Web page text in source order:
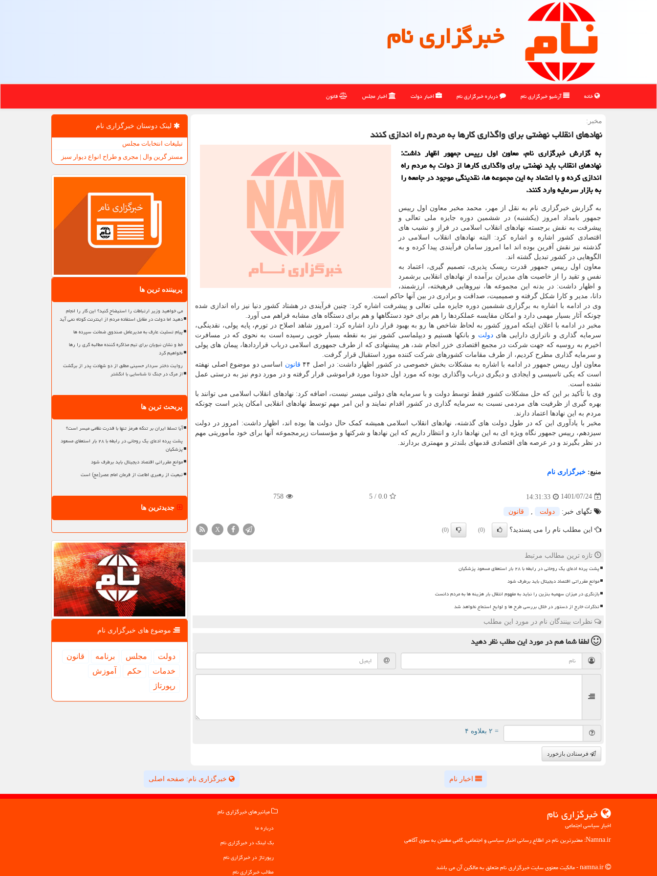
خبرگزاری نام
خانه آرشیو خبرگزاری نام درباره خبرگزاری نام اخبار دولت اخبار مجلس قانون
مخبر:
نهادهای انقلاب نهضتی برای واگذاری کارها به مردم راه اندازی کنند
به گزارش خبرگزاری نام، معاون اول رییس جمهور اظهار داشت:
نهادهای انقلاب باید نهضتی برای واگذاری کارها از دولت به مردم راه
اندازی کرده و با اعتماد به این مجموعه ها، نقدینگی موجود در جامعه را
به بازار سرمایه وارد کنند.
به گزارش خبرگزاری نام به نقل از مهر، محمد مخبر معاون اول رییس
جمهور بامداد امروز (یکشنبه) در ششمین دوره جایزه ملی تعالی و
پیشرفت به نقش برجسته نهادهای انقلاب اسلامی در فراز و نشیب های
اقتصادی کشور اشاره و اشاره کرد: البته نهادهای انقلاب اسلامی در
گذشته نیز نقش آفرین بوده اند اما امروز سامان فرآیندی پیدا کرده و به
الگوهایی در کشور تبدیل گشته اند.
معاون اول رییس جمهور قدرت ریسک پذیری، تصمیم گیری، اعتماد به
نفس و تقید را از خاصیت های مدیران برآمده از نهادهای انقلابی برشمرد
و اظهار داشت: در بدنه این مجموعه ها، نیروهایی فرهیخته، ارزشمند،
دانا، مدیر و کارا شکل گرفته و صمیمیت، صداقت و برادری در بین آنها حاکم است.
وی در ادامه با اشاره به برگزاری ششمین دوره جایزه ملی تعالی و پیشرفت اشاره کرد: چنین فرآیندی در هشتاد کشور دنیا نیز راه اندازی شده
چونکه آثار بسیار مهمی دارد و امکان مقایسه عملکردها را هم برای خود دستگاهها و هم برای دستگاه های مشابه فراهم می آورد.
مخبر در ادامه با اعلان اینکه امروز کشور به لحاظ شاخص ها رو به بهبود قرار دارد اشاره کرد: امروز شاهد اصلاح در تورم، پایه پولی، نقدینگی،
سرمایه گذاری و ناترازی دارایی هایدولت و بانکها هستیم و دیپلماسی کشور نیز به نقطه بسیار خوبی رسیده است به نحوی که در مسافرت
اخیرم به روسیه که جهت شرکت در مجمع اقتصادی خزر انجام شد، هر پیشنهادی که از طرف جمهوری اسلامی درباب قراردادها، پیمان های پولی
و سرمایه گذاری مطرح کردیم، از طرف مقامات کشورهای شرکت کننده مورد استقبال قرار گرفت.
معاون اول رییس جمهور در ادامه با اشاره به مشکلات بخش خصوصی در کشور اظهار داشت: در اصل ۴۴
قانون اساسی دو موضوع اصلی نهفته
است که یکی تاسیسی و ایجادی و دیگری درباب واگذاری بوده که مورد اول حدودا مورد فراموشی قرار گرفته و در مورد دوم نیز به درستی عمل
نشده است.
وی با تأکید بر این که حل مشکلات کشور فقط توسط دولت و با سرمایه های دولتی میسر نیست، اضافه کرد: نهادهای انقلاب اسلامی می توانند با
بهره گیری از ظرفیت های مردمی نسبت به سرمایه گذاری در کشور اقدام نمایند و این امر مهم توسط نهادهای انقلابی امکان پذیر است چونکه
مردم به این نهادها اعتماد دارند.
مخبر با یادآوری این که در طول دولت های گذشته، نهادهای انقلاب اسلامی همیشه کمک حال دولت ها بوده اند، اظهار داشت: امروز در دولت
سیزدهم، رییس جمهور نگاه ویژه ای به این نهادها دارد و انتظار داریم که این نهادها و شرکتها و مؤسسات زیرمجموعه آنها برای خود مأموریتی مهم
در نظر بگیرند و در عرصه های اقتصادی قدمهای بلندتر و مهمتری بردارند.
منبع: خبرگزاری نام
1401/07/24
14:31:33
0.0
/
5
758
تگهای خبر: دولت قانون
این مطلب نام را می پسندید؟ (0)
(0)
X
تازه ترین مطالب مرتبط
پشت پرده ادعای یک روحانی در رابطه با ۲۸ بار استعفای مسعود پزشکیان
موانع مقرراتی اقتصاد دیجیتال باید برطرف شود
بازنگری در میزان سهمیه بنزین را نباید به مفهوم انتقال بار هزینه ها به مردم دانست
تذکرات خارج از دستور در خلال بررسی طرح ها و لوایح استماع نخواهد شد
نظرات بینندگان نام در مورد این مطلب
لطفا شما همدر مورد این مطلبنظر دهید
= ۲ بعلاوه ۴
فرستادن بازخورد
لینک دوستان خبرگزاری نام
تبلیغات انتخابات مجلس
مستر گرین وال | مجری و طراح انواع دیوار سبز
پربیننده ترین ها
می خواهید وزیر ارتباطات را استیضاح کنید؟ این کار را انجام
دهید اما دولت در مقابل استفاده مردم از اینترنت کوتاه نمی آید
پیام تسلیت عارف به مدیرعامل صندوق ضمانت سپرده ها
خط و نشان نبویان برای تیم مذاکره کننده مطالبه گری را رها
نخواهیم کرد
روایت دختر سردار حسینی مطلق از دو شهادت پدر از برگشت
از مرگ در جنگ تا شناسایی با انگشتر
پربحث ترین ها
آیا تسلط ایران بر تنگه هرمز تنها با قدرت نظامی میسر است؟
پشت پرده ادعای یک روحانی در رابطه با ۲۸ بار استعفای مسعود
پزشکیان
موانع مقرراتی اقتصاد دیجیتال باید برطرف شود
تبعیت از رهبری اطاعت از فرمان امام عصر(عج) است
جدیدترین ها
موضوع های خبرگزاری نام
دولت مجلس برنامه
قانون
خدمات
حكم
آموزش
رپورتاژ
اخبار نام خبرگزاری نام: صفحه اصلی
خبرگزاری نام
اخبار سیاسی اجتماعی
Namna.ir: معتبرترین نام در اطلاع رسانی اخبار سیاسی و اجتماعی، گامی مطمئن به سوی آگاهی
میانبرهای خبرگزاری نام
درباره ما
بک لینک در خبرگزاری نام
رپورتاژ در خبرگزاری نام
مطالب خبرگزاری نام